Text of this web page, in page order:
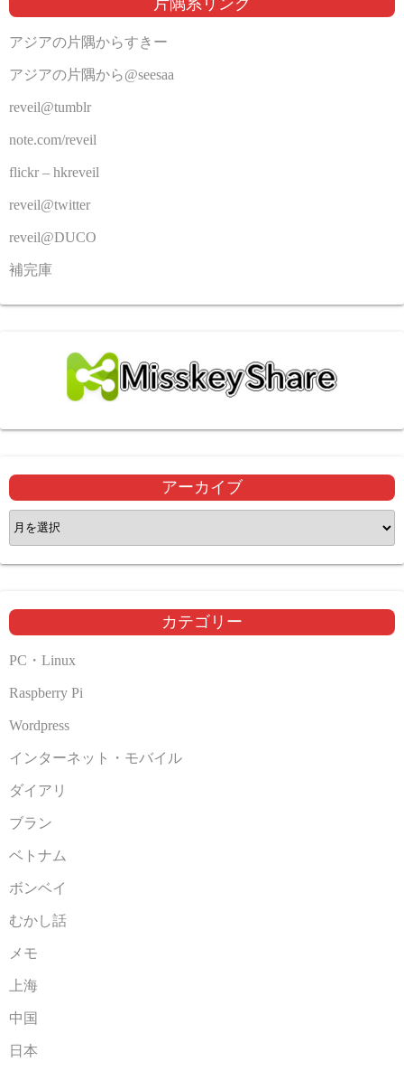
アジアの片隅からすきー
アジアの片隅から@seesaa
reveil@tumblr
note.com/reveil
flickr – hkreveil
reveil@twitter
reveil@DUCO
補完庫
アーカイブ
ア
ー
カ
ブ
カテゴリー
PC・Linux
Raspberry Pi
Wordpress
インターネット・モバイル
ダイアリ
ブラン
ベトナム
ボンベイ
むかし話
メモ
上海
中国
日本